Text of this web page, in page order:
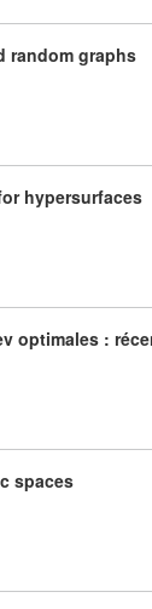
random graphs
hypersurfaces
optimales :
spaces